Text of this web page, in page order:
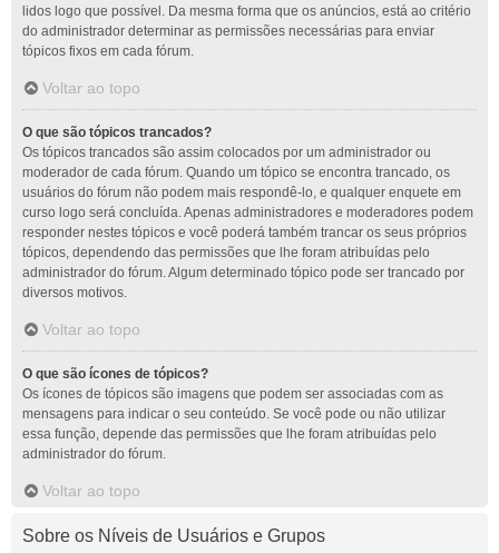
lidos logo que possível. Da mesma forma que os anúncios, está ao critério
do administrador determinar as permissões necessárias para enviar
tópicos fixos em cada fórum.
Voltar ao topo
O que são tópicos trancados?
Os tópicos trancados são assim colocados por um administrador ou
moderador de cada fórum. Quando um tópico se encontra trancado, os
usuários do fórum não podem mais respondê-lo, e qualquer enquete em
curso logo será concluída. Apenas administradores e moderadores podem
responder nestes tópicos e você poderá também trancar os seus próprios
tópicos, dependendo das permissões que lhe foram atribuídas pelo
administrador do fórum. Algum determinado tópico pode ser trancado por
diversos motivos.
Voltar ao topo
O que são ícones de tópicos?
Os ícones de tópicos são imagens que podem ser associadas com as
mensagens para indicar o seu conteúdo. Se você pode ou não utilizar
essa função, depende das permissões que lhe foram atribuídas pelo
administrador do fórum.
Voltar ao topo
Sobre os Níveis de Usuários e Grupos